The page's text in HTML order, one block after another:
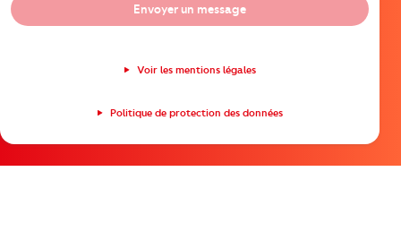
Envoyer un message
Voir les mentions légales
Politique de protection des données